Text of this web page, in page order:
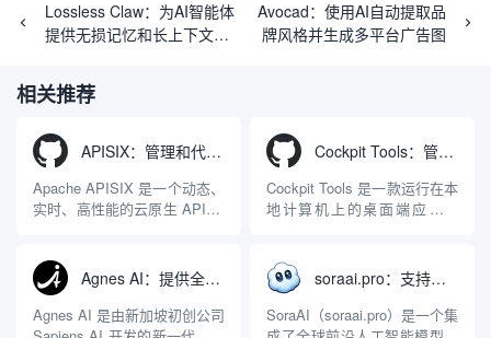
Lossless Claw：为AI智能体
提供无损记忆和长上下文管
Avocad：使用AI自动提取品
牌风格并生成多平台广告图
相关推荐
APISIX：管理和代理API及大模型流量的高性能网关
Apache APISIX 是一个动态、
实时、高性能的云原生 API 网
LuaJIT 构建，并在 2019 年作
为顶级开源项目捐赠给
Apache 软件基金会。APISIX
彻底摒...
Cockpit Tools：管理多个AI编程IDE账号与配置多开独立实例的本地桌面应用
Cockpit Tools 是一款运行在本
地计算机上的桌面端应用程
程助手的账号与运行环境而设
计。它目前支持包括
Antigravity IDE、Codex、
GitHub Copilo...
Agnes AI：提供全模态模型免费API、支持图文视频生成与复杂工程执行的智能体平台
Agnes AI 是由新加坡初创公司
soraai.pro：支持多模型文字转视频和图像生成的在线创作工具
SoraAI（soraai.pro）是一个集